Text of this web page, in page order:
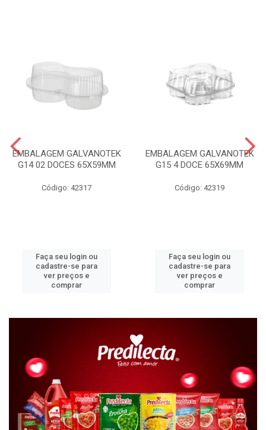
EMBALAGEM GALVANOTEK
G14 02 DOCES 65X59MM
Código: 42317
Faça seu login ou
cadastre-se para
ver preços e
comprar
EMBALAGEM GALVANOTEK
G15 4 DOCE 65X69MM
Código: 42319
Faça seu login ou
cadastre-se para
ver preços e
comprar